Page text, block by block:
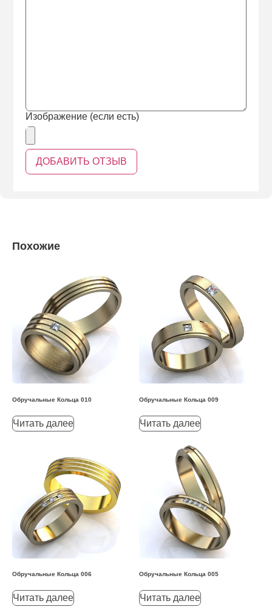
Изображение (если есть)
Похожие
Обручальные Кольца 010
Читать далее
Обручальные Кольца 009
Читать далее
Обручальные Кольца 006
Читать далее
Обручальные Кольца 005
Читать далее